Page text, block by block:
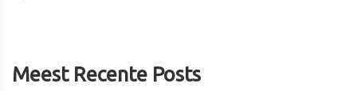
Meest Recente Posts